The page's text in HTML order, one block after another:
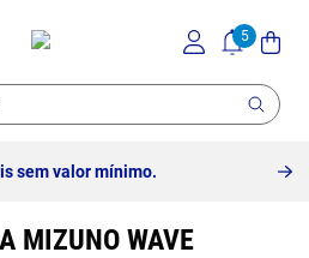
sem valor mínimo.
MIZUNO WAVE